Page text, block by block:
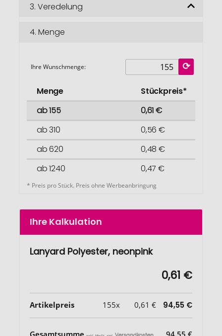
3. Veredelung
4. Menge
Ihre Wunschmenge:
Menge
Stückpreis*
ab 155
0,61 €
ab 310
0,56 €
ab 620
0,48 €
ab 1240
0,47 €
* Preis pro Stück. Preis ohne Werbeanbringung
Ihre Kalkulation
Lanyard Polyester, neonpink
0,61 €
Artikelpreis 155x 0,61 € 94,55 €
Gesamtsumme 94,55 €